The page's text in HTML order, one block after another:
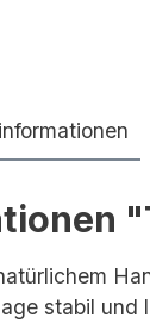
stabil und